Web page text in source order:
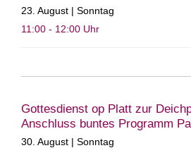
23. August | Sonntag
11:00 - 12:00 Uhr
Gottesdienst op Platt zur
Anschluss buntes Programm
30. August | Sonntag